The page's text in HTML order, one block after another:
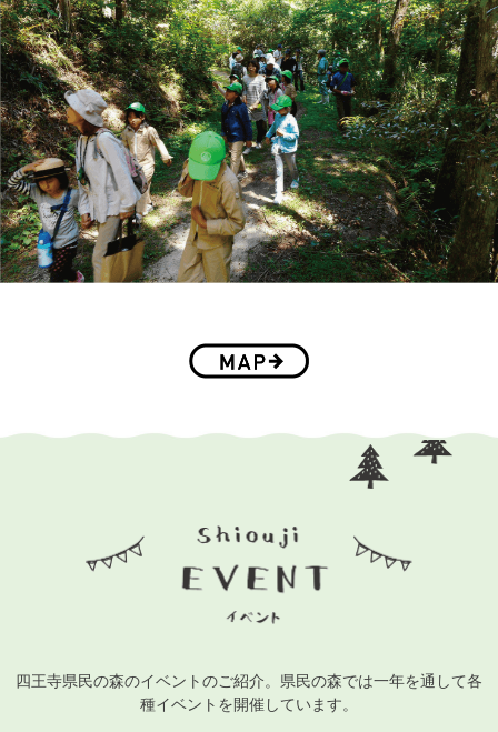
四王寺県民の森のイベントのご紹介。県民の森では一年を通して各
種イベントを開催しています。